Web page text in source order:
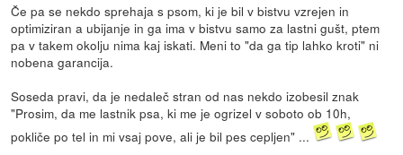
Če pa se nekdo sprehaja s psom, ki je bil v bistvu vzrejen in
optimiziran a ubijanje in ga ima v bistvu samo za lastni gušt, ptem
pa v takem okolju nima kaj iskati. Meni to "da ga tip lahko kroti" ni
nobena garancija.
Soseda pravi, da je nedaleč stran od nas nekdo izobesil znak
"Prosim, da me lastnik psa, ki me je ogrizel v soboto ob 10h,
pokliče po tel in mi vsaj pove, ali je bil pes cepljen" ...